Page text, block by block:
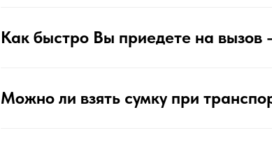
Как быстро Вы приедете на вызов
Можно ли взять сумку при